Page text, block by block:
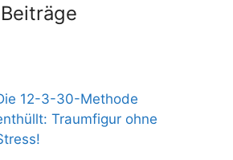
12-3-30-Methode
Traumfigur ohne